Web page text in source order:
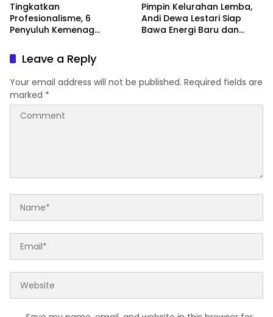
Tingkatkan
Profesionalisme, 6
Penyuluh Kemenag
Kenaikan Jabatan
Pimpin Kelurahan Lemba,
Andi Dewa Lestari Siap
Bawa Energi Baru dan
Leave a Reply
Your email address will not be published. Required fields are
marked *